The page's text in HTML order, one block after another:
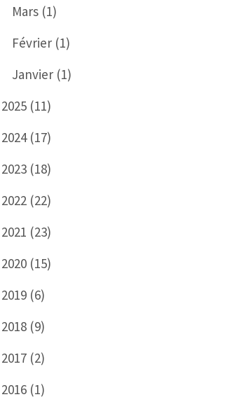
Mars (1)
Février (1)
Janvier (1)
2025 (11)
2024 (17)
2023 (18)
2022 (22)
2021 (23)
2020 (15)
2019 (6)
2018 (9)
2017 (2)
2016 (1)